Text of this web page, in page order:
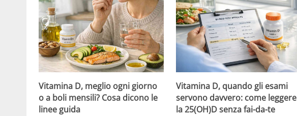
Vitamina D, meglio ogni giorno
o a boli mensili? Cosa dicono le
linee guida
Vitamina D, quando gli esami
servono davvero: come leggere
la 25(OH)D senza fai-da-te